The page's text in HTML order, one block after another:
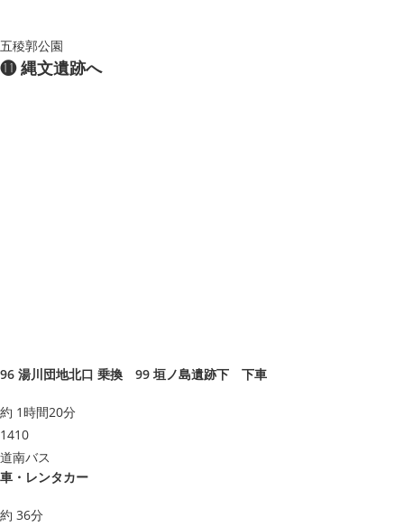
五稜郭公園
⓫ 縄文遺跡へ
96 湯川団地北口 乗換 99 垣ノ島遺跡下 下車
約 1時間20分
1410
道南バス
車・レンタカー
約 36分